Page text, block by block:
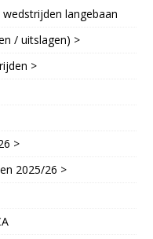
langebaan
/ uitslagen) >
>
>
2025/26 >